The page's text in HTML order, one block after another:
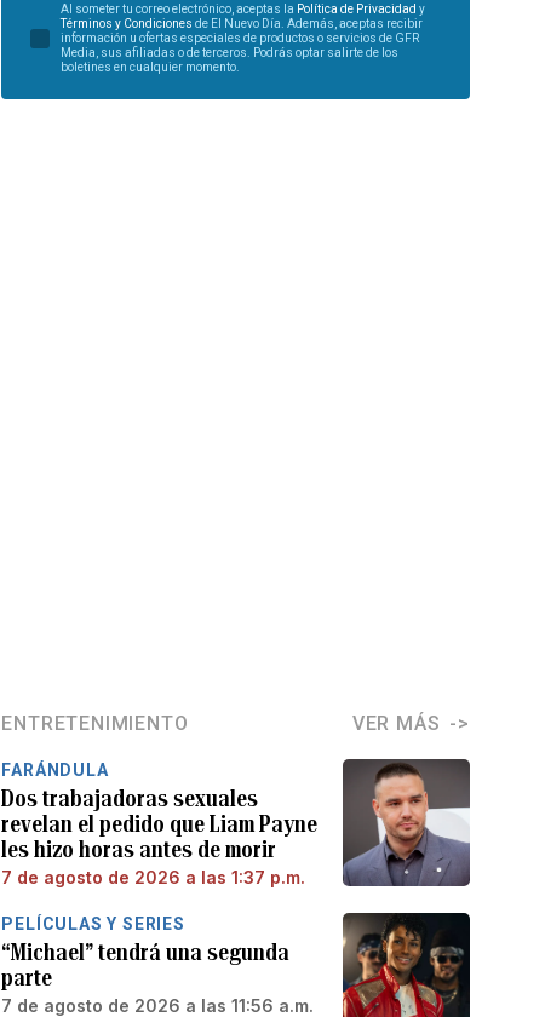
Al someter tu correo electrónico, aceptas la Política de Privacidad y
Términos y Condiciones de El Nuevo Día. Además, aceptas recibir
información u ofertas especiales de productos o servicios de GFR
Media, sus afiliadas o de terceros. Podrás optar salirte de los
boletines en cualquier momento.
ENTRETENIMIENTO VER MÁS
FARÁNDULA
Dos trabajadoras sexuales
revelan el pedido que Liam Payne
les hizo horas antes de morir
7 de agosto de 2026 a las 1:37 p.m.
PELÍCULAS Y SERIES
“Michael” tendrá una segunda
parte
7 de agosto de 2026 a las 11:56 a.m.